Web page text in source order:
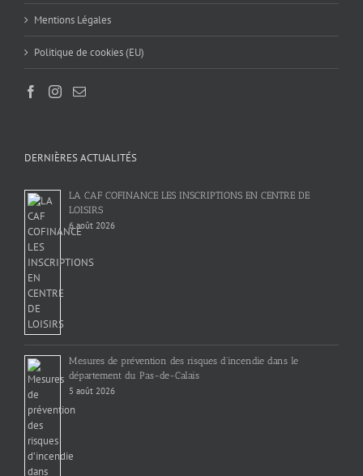
Mentions Légales
Politique de cookies (EU)
DERNIÈRES ACTUALITÉS
LA CAF COFINANCE LES INSCRIPTIONS EN CENTRE DE
LOISIRS
6 août 2026
Mesures de prévention des risques d’incendie dans le
département du Pas-de-Calais
5 août 2026